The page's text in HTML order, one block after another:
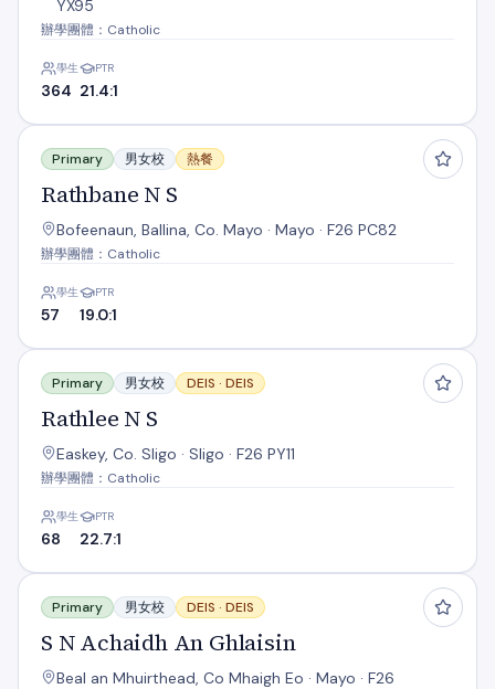
YX95
辦學團體：Catholic
學生
364
PTR
21.4:1
Rathbane N S
Primary 男女校 熱餐
Rathbane N S
Bofeenaun, Ballina, Co. Mayo · Mayo · F26 PC82
辦學團體：Catholic
學生
57
PTR
19.0:1
Rathlee N S
Primary 男女校 DEIS · DEIS
Rathlee N S
Easkey, Co. Sligo · Sligo · F26 PY11
辦學團體：Catholic
學生
68
PTR
22.7:1
S N Achaidh An Ghlaisin
Primary 男女校 DEIS · DEIS
S N Achaidh An Ghlaisin
Beal an Mhuirthead, Co Mhaigh Eo · Mayo · F26